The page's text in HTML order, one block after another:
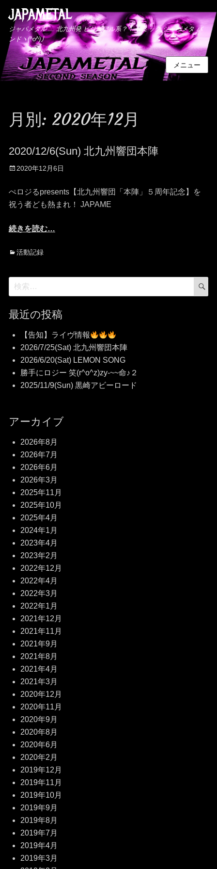
JAPAMETAL
ジャパメタル ... 北九州発 ビジュアル系？！ コミック ジャパメタ バ
ンドヽ(^o^)丿
メニュー
月別: 2020年12月
2020/12/6(Sun) 北九州響団本陣
投
日
2020年12月6日
ぺロジるpresents【北九州響団「本陣」５周年記念】を
祝う者ども熱まれ！ JAPAME
続きを読む…
カ
リ
ー
活動記録
検
索
対
象:
最近の投稿
【告知】ライヴ情報
2026/7/25(Sat) 北九州響団本陣
2026/6/20(Sat) LEMON SONG
勝手にロジー 笑(r^o^z)zy-~~命♪２
2025/11/9(Sun) 黒崎アビーロード
アーカイブ
2026年8月
2026年7月
2026年6月
2026年3月
2025年11月
2025年10月
2025年4月
2024年1月
2023年4月
2023年2月
2022年12月
2022年4月
2022年3月
2022年1月
2021年12月
2021年11月
2021年9月
2021年8月
2021年4月
2021年3月
2020年12月
2020年11月
2020年9月
2020年8月
2020年6月
2020年2月
2019年12月
2019年11月
2019年10月
2019年9月
2019年8月
2019年7月
2019年4月
2019年3月